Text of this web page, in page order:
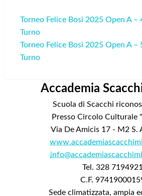
Navigazione
articoli
Torneo Felice Bosi 2025 Open A –
Turno
Torneo Felice Bosi 2025 Open A –
Turno
Accademia
Scuola di Scacchi
Presso Circolo Culturale
Via De Amicis 17 - M2 S.
Tel. 328 7194921
C.F.
Sede climatizzata, ampia